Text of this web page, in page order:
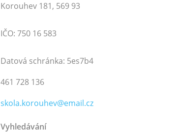
Korouhev 181, 569 93
IČO: 750 16 583
Datová schránka: 5es7b4
461 728 136
skola.korouhev@email.cz
Vyhledávání